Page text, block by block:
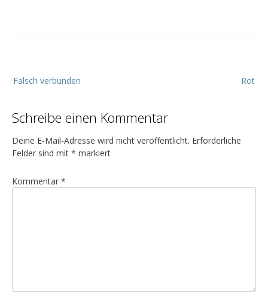
e
t
r
a
s
a
Rot
Falsch verbunden
Schreibe einen Kommentar
Deine E-Mail-Adresse wird nicht veröffentlicht. Erforderliche
Felder sind mit * markiert
Kommentar *